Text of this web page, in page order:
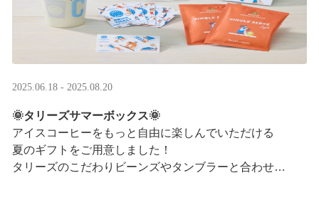
2025.06.18 - 2025.08.20
🌞タリーズサマーボックス🌞
アイスコーヒーをもっと自由に楽しんでいただける
夏のギフトをご用意しました！
タリーズのこだわりビーンズやタンブラーと合わせ、